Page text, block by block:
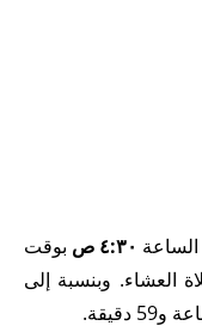
الساعة ٤:٣٠ ص
بوقت
العشاء. وبنسبة إلى